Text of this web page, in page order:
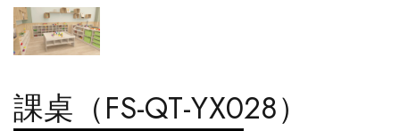
課桌（FS-QT-YX028）